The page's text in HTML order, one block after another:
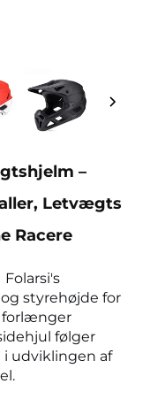
–
Letvægts
Racere
Folarsi's
styrehøjde for
forlænger
følger
udviklingen af